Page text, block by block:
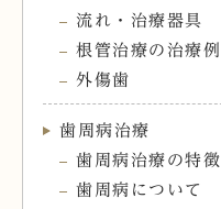
流れ・治療器具
根管治療の治療例
外傷歯
歯周病治療
歯周病治療の特徴
歯周病について